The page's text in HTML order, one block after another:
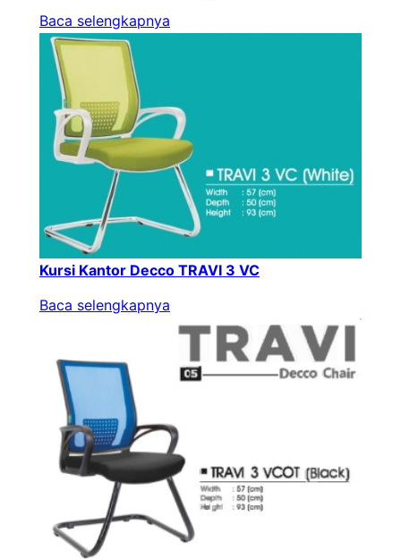
Baca selengkapnya
Kursi Kantor Decco TRAVI 3 VC
Baca selengkapnya